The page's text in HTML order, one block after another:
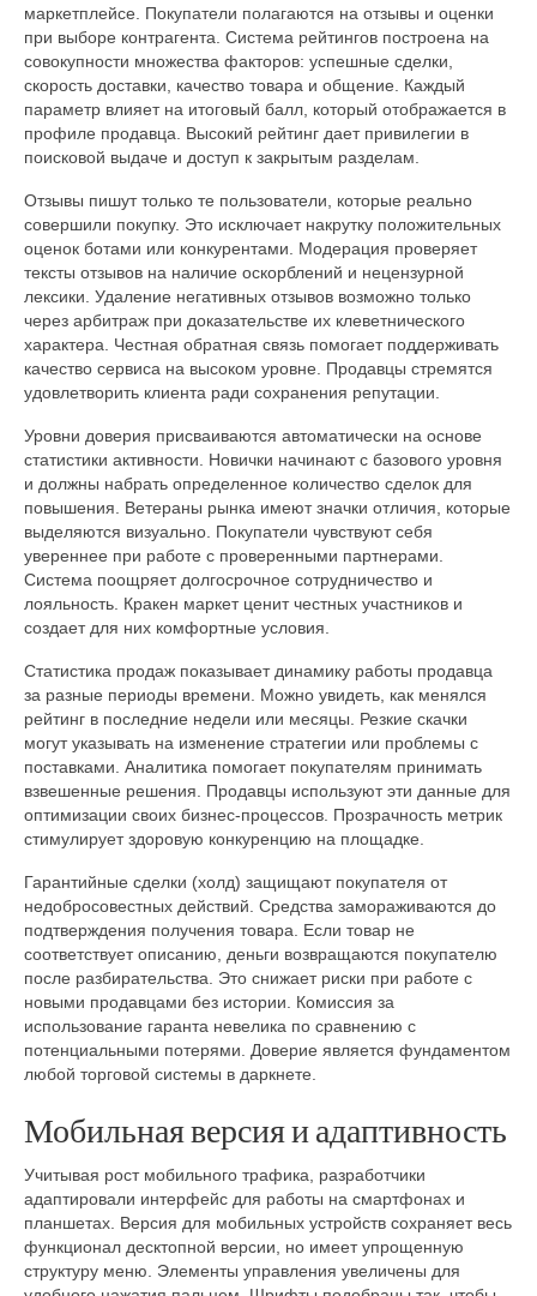
маркетплейсе. Покупатели полагаются на отзывы и оценки
при выборе контрагента. Система рейтингов построена на
совокупности множества факторов: успешные сделки,
скорость доставки, качество товара и общение. Каждый
параметр влияет на итоговый балл, который отображается в
профиле продавца. Высокий рейтинг дает привилегии в
поисковой выдаче и доступ к закрытым разделам.
Отзывы пишут только те пользователи, которые реально
совершили покупку. Это исключает накрутку положительных
оценок ботами или конкурентами. Модерация проверяет
тексты отзывов на наличие оскорблений и нецензурной
лексики. Удаление негативных отзывов возможно только
через арбитраж при доказательстве их клеветнического
характера. Честная обратная связь помогает поддерживать
качество сервиса на высоком уровне. Продавцы стремятся
удовлетворить клиента ради сохранения репутации.
Уровни доверия присваиваются автоматически на основе
статистики активности. Новички начинают с базового уровня
и должны набрать определенное количество сделок для
повышения. Ветераны рынка имеют значки отличия, которые
выделяются визуально. Покупатели чувствуют себя
увереннее при работе с проверенными партнерами.
Система поощряет долгосрочное сотрудничество и
лояльность. Кракен маркет ценит честных участников и
создает для них комфортные условия.
Статистика продаж показывает динамику работы продавца
за разные периоды времени. Можно увидеть, как менялся
рейтинг в последние недели или месяцы. Резкие скачки
могут указывать на изменение стратегии или проблемы с
поставками. Аналитика помогает покупателям принимать
взвешенные решения. Продавцы используют эти данные для
оптимизации своих бизнес-процессов. Прозрачность метрик
стимулирует здоровую конкуренцию на площадке.
Гарантийные сделки (холд) защищают покупателя от
недобросовестных действий. Средства замораживаются до
подтверждения получения товара. Если товар не
соответствует описанию, деньги возвращаются покупателю
после разбирательства. Это снижает риски при работе с
новыми продавцами без истории. Комиссия за
использование гаранта невелика по сравнению с
потенциальными потерями. Доверие является фундаментом
любой торговой системы в даркнете.
Мобильная версия и адаптивность
Учитывая рост мобильного трафика, разработчики
адаптировали интерфейс для работы на смартфонах и
планшетах. Версия для мобильных устройств сохраняет весь
функционал десктопной версии, но имеет упрощенную
структуру меню. Элементы управления увеличены для